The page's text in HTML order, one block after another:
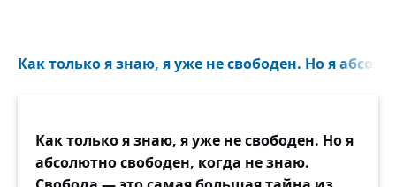
Как только я знаю, я уже не свободен. Но я
Как только я знаю, я уже не свободен. Но я
абсолютно свободен, когда не знаю.